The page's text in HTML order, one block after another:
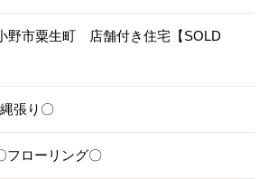
野市粟生町 店舗付き住宅【SOLD
張り〇
フローリング〇